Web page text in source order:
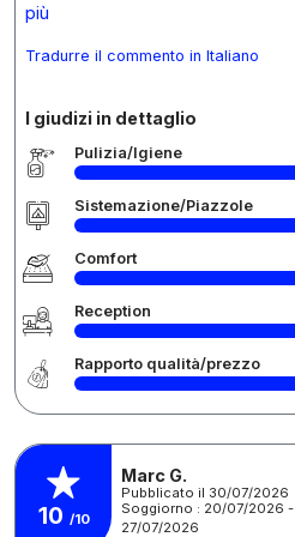
più
Tradurre il commento in Italiano
I giudizi in dettaglio
Pulizia/Igiene
Sistemazione/Piazzole
Comfort
Reception
Rapporto qualità/prezzo
10 /10
Marc G.
Pubblicato il 30/07/2026
Soggiorno : 20/07/2026 -
27/07/2026